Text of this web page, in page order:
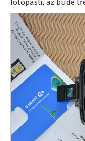
fotopasti, až bude